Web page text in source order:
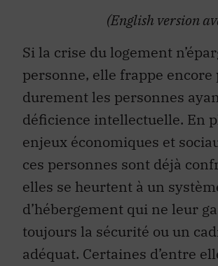
(English version
Si la crise du logement
personne, elle frappe encore
durement les personnes
déficience intellectuelle. En
enjeux économiques et
ces personnes sont déjà
elles se heurtent à un
d’hébergement qui ne leur
toujours la sécurité ou un
adéquat. Certaines d’entre